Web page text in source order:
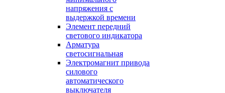
напряжения с
выдержкой времени
Элемент передний
светового индикатора
Арматура
светосигнальная
Электромагнит привода
силового
автоматического
выключателя